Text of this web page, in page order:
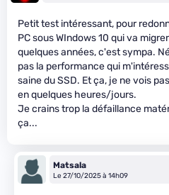
Petit test intéressant, pour
PC sous WIndows 10 qui va
quelques années, c'est sympa.
pas la performance qui
saine du SSD. Et ça, je ne vois
en quelques heures/jours.
Je crains trop la défaillance
ça...
Matsala
Le 27/10/2025 à 14h09